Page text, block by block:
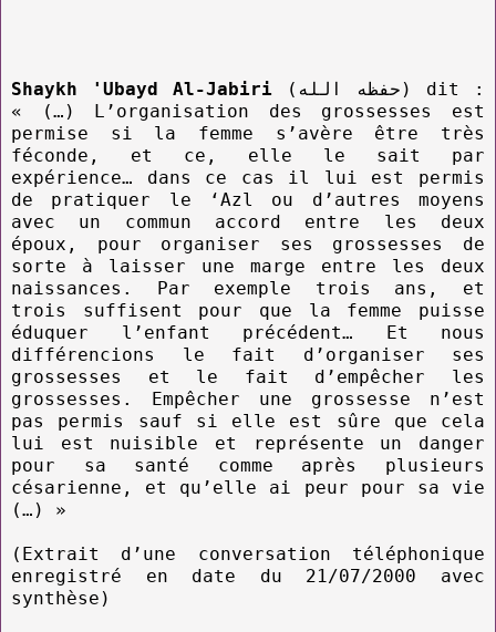
Shaykh 'Ubayd Al-Jabiri (حفظه الله) dit :
« (…) L’organisation des grossesses est
permise si la femme s’avère être très
féconde, et ce, elle le sait par
expérience… dans ce cas il lui est permis
de pratiquer le ‘Azl ou d’autres moyens
avec un commun accord entre les deux
époux, pour organiser ses grossesses de
sorte à laisser une marge entre les deux
naissances. Par exemple trois ans, et
trois suffisent pour que la femme puisse
éduquer l’enfant précédent… Et nous
différencions le fait d’organiser ses
grossesses et le fait d’empêcher les
grossesses. Empêcher une grossesse n’est
pas permis sauf si elle est sûre que cela
lui est nuisible et représente un danger
pour sa santé comme après plusieurs
césarienne, et qu’elle ai peur pour sa vie
(…) »
(Extrait d’une conversation téléphonique
enregistré en date du 21/07/2000 avec
synthèse)